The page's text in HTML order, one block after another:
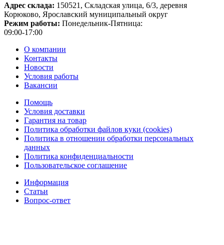
Адрес склада: 150521, Складская улица, 6/3, деревня
Корюково, Ярославский муниципальный округ
Режим работы: Понедельник-Пятница:
09:00-17:00
О компании
Контакты
Новости
Условия работы
Вакансии
Помощь
Условия доставки
Гарантия на товар
Политика обработки файлов куки (cookies)
Политика в отношении обработки персональных
данных
Политика конфиденциальности
Пользовательское соглашение
Информация
Статьи
Вопрос-ответ